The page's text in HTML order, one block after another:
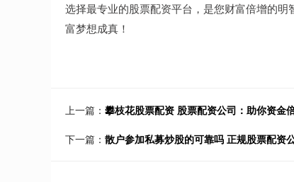
选择最专业的股票配资平台，是您财富倍增的
富梦想成真！
上一篇： 攀枝花股票配资 股票配资公司：助你资金
下一篇： 散户参加私募炒股的可靠吗 正规股票配资